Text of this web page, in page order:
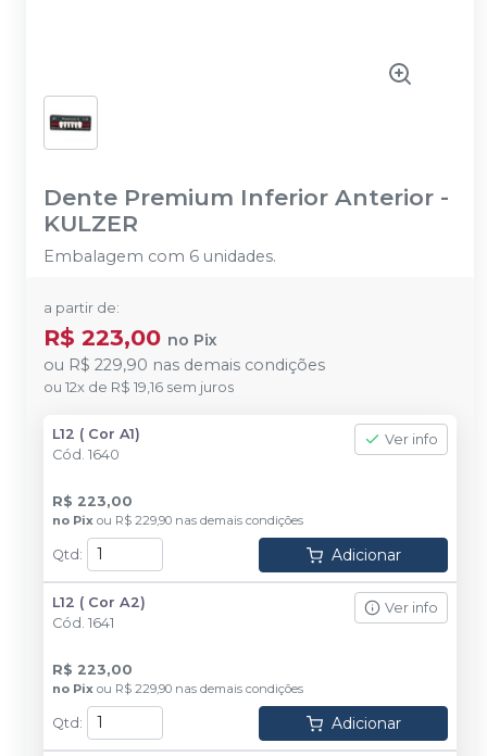
Dente Premium Inferior Anterior -
KULZER
Embalagem com 6 unidades.
a partir de:
R$ 223,00 no Pix
ou R$ 229,90 nas demais condições
ou 12x de R$ 19,16 sem juros
L12 ( Cor A1)
Cód. 1640
Ver info
R$ 223,00
no Pix ou R$ 229,90 nas demais condições
Qtd : Adicionar
L12 ( Cor A2)
Cód. 1641
Ver info
R$ 223,00
no Pix ou R$ 229,90 nas demais condições
Qtd : Adicionar